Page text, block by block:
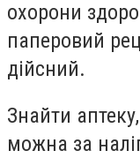
охорони
паперовий
дійсний.
Знайти
можна за